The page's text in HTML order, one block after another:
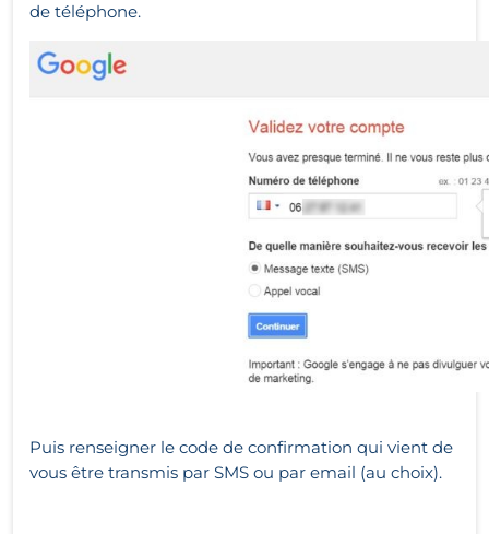
de téléphone.
Puis renseigner le code de confirmation qui vient de
vous être transmis par SMS ou par email (au choix).